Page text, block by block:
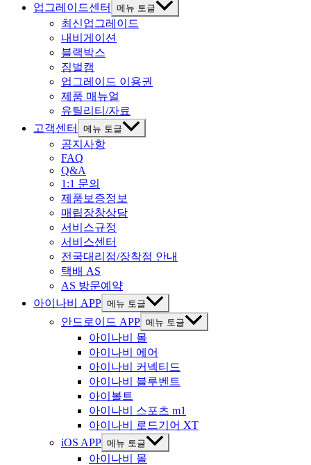
업그레이드센터
메뉴 토글
최신업그레이드
내비게이션
블랙박스
짐벌캠
업그레이드 이용권
제품 매뉴얼
유틸리티/자료
고객센터
메뉴 토글
공지사항
FAQ
Q&A
1:1 문의
제품보증정보
매립장창상담
서비스규정
서비스센터
전국대리점/장착점 안내
택배 AS
AS 방문예약
아이나비 APP 메뉴 토글
안드로이드 APP 메뉴 토글
아이나비 몰
아이나비 에어
아이나비 커넥티드
아이나비 블루벤트
아이볼트
아이나비 스포츠 m1
아이나비 로드기어 XT
iOS APP 메뉴 토글
아이나비 몰